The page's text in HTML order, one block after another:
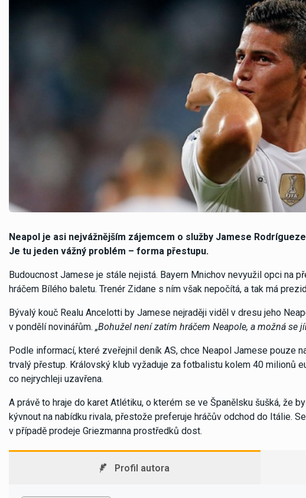
Neapol je asi nejvážnějším zájemcem o služby Jamese
Je tu jeden vážný problém – forma přestupu.
Budoucnost Jamese je stále nejistá. Bayern Mnichov nevyužil opci na
hráčem Bílého baletu. Trenér Zidane s ním však nepočítá, a tak má
Bývalý kouč Realu Ancelotti by Jamese nejraději viděl v dresu jeho
v pondělí novinářům. „Bohužel není zatím hráčem Neapole, a možná se
Podle informací, které zveřejnil deník AS, chce Neapol Jamese pouze
trvalý přestup. Královský klub vyžaduje za fotbalistu kolem 40 milionů
co nejrychleji uzavřena.
A právě to hraje do karet Atlétiku, o kterém se ve Španělsku šušká, že
kývnout na nabídku rivala, přestože preferuje hráčův odchod do Itálie.
v případě prodeje Griezmanna prostředků dost.
Profil autora